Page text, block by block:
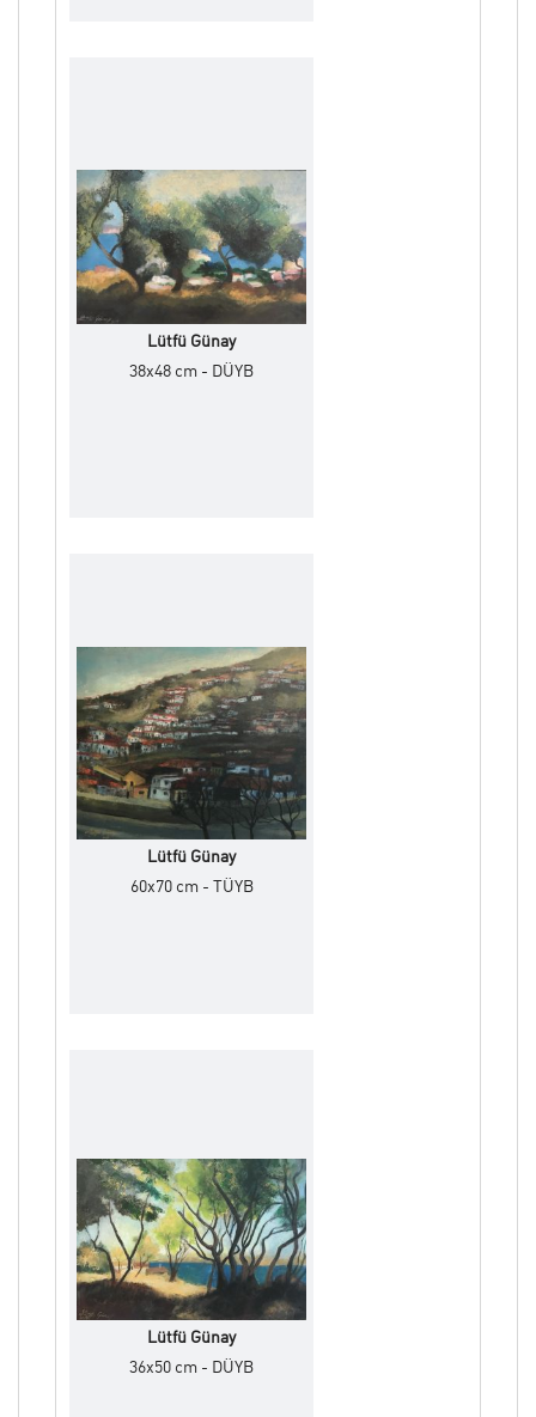
Lütfü Günay
38x48 cm - DÜYB
Lütfü Günay
60x70 cm - TÜYB
Lütfü Günay
36x50 cm - DÜYB